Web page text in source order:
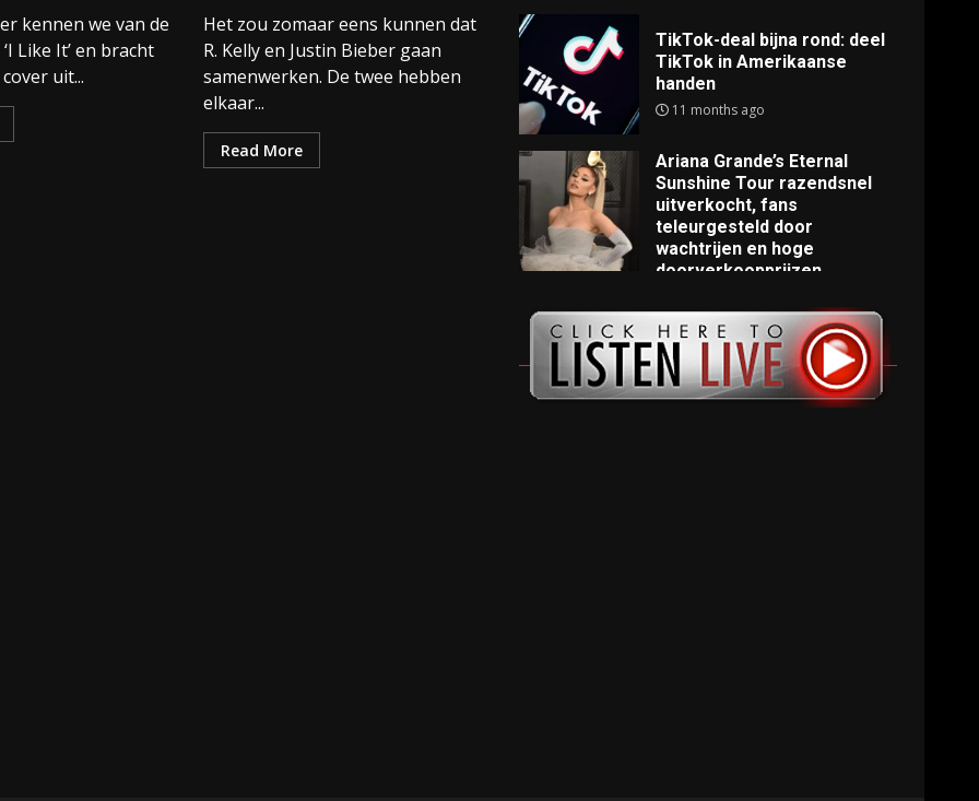
kennen we van de
Like It’ en bracht
uit...
Het zou zomaar eens kunnen dat
R. Kelly en Justin Bieber gaan
samenwerken. De twee hebben
elkaar...
Read More
TikTok-deal bijna rond: deel
TikTok in Amerikaanse
handen
11 months ago
Ariana Grande’s Eternal
Sunshine Tour razendsnel
uitverkocht, fans
teleurgesteld door
wachtrijen en hoge
doorverkoopprijzen